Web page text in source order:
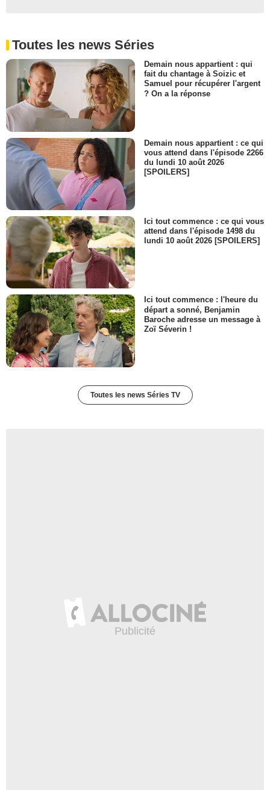
Toutes les news Séries
Demain nous appartient : qui
fait du chantage à Soizic et
Samuel pour récupérer l'argent
? On a la réponse
Demain nous appartient : ce qui
vous attend dans l'épisode 2266
du lundi 10 août 2026
[SPOILERS]
Ici tout commence : ce qui vous
attend dans l'épisode 1498 du
lundi 10 août 2026 [SPOILERS]
Ici tout commence : l'heure du
départ a sonné, Benjamin
Baroche adresse un message à
Zoï Séverin !
Toutes les news Séries TV